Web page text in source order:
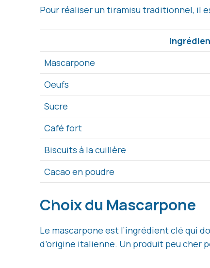
Pour réaliser un tiramisu traditionnel, il
Mascarpone
Oeufs
Sucre
Café fort
Biscuits à la cuillère
Cacao en poudre
Choix du Mascarpone
Le mascarpone est l’ingrédient clé qui
d’origine italienne. Un produit peu